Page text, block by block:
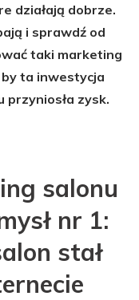
działają dobrze.
i sprawdź od
taki marketing
ta inwestycja
przyniosła zysk.
salonu
nr 1:
stał